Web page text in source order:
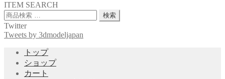
ITEM SEARCH
検
索
対
検索
Twitter
Tweets by 3dmodeljapan
トップ
ショップ
カート